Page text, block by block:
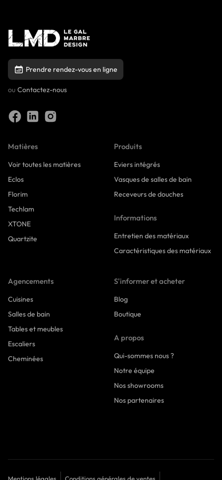
Prendre rendez-vous en ligne
ou Contactez-nous
Matières
Voir toutes les matières
Eclos
Florim
Techlam
XTONE
Quartzite
Produits
Eviers intégrés
Vasques de salles de bain
Receveurs de douches
Informations
Entretien des matériaux
Caractéristiques des matériaux
Agencements
Cuisines
Salles de bain
Tables et meubles
Escaliers
Cheminées
S'informer et acheter
Blog
Boutique
A propos
Qui-sommes nous ?
Notre équipe
Nos showrooms
Nos partenaires
Mentions légales Conditions générales de ventes